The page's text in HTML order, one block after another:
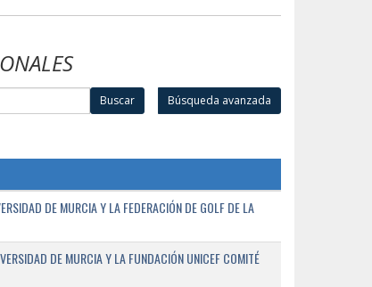
Buscar Búsqueda avanzada
DE MURCIA Y LA FEDERACIÓN DE GOLF DE LA
DE MURCIA Y LA FUNDACIÓN UNICEF COMITÉ